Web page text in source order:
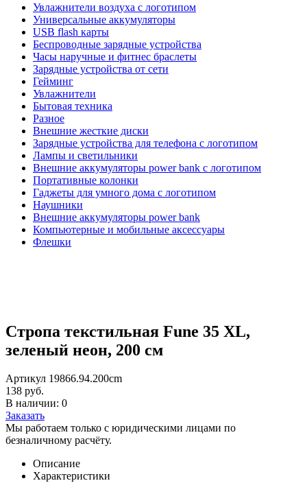
Увлажнители воздуха с логотипом
Универсальные аккумуляторы
USB flash карты
Беспроводные зарядные устройства
Часы наручные и фитнес браслеты
Зарядные устройства от сети
Гейминг
Увлажнители
Бытовая техника
Разное
Внешние жесткие диски
Зарядные устройства для телефона с логотипом
Лампы и светильники
Внешние аккумуляторы power bank с логотипом
Портативные колонки
Гаджеты для умного дома с логотипом
Наушники
Внешние аккумуляторы power bank
Компьютерные и мобильные аксессуары
Флешки
Стропа текстильная Fune 35 XL,
зеленый неон, 200 см
Артикул 19866.94.200cm
138 руб.
В наличии: 0
Заказать
Мы работаем только с юридическими лицами по
безналичному расчёту.
Описание
Характеристики